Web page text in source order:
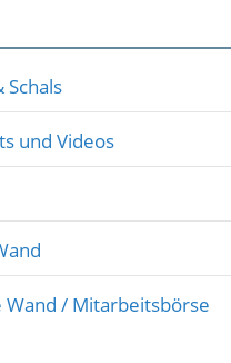
Schals
und Videos
Wand / Mitarbeitsbörse